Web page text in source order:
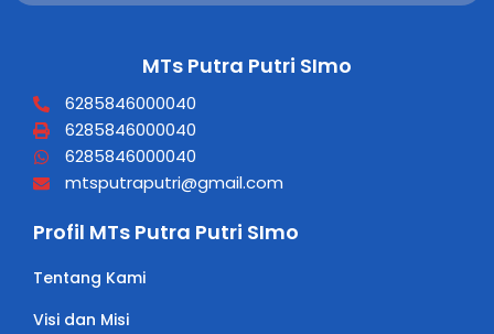
MTs Putra Putri SImo
6285846000040
6285846000040
6285846000040
mtsputraputri@gmail.com
Profil MTs Putra Putri SImo
Tentang Kami
Visi dan Misi